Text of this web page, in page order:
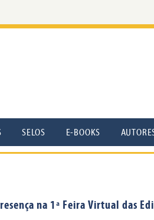
SELOS E-BOOKS
na 1ª Feira Virtual das